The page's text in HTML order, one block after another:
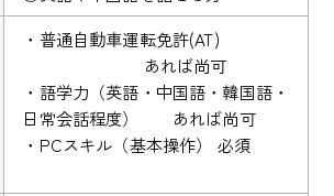
・普通自動車運転免許(AT)
あれば尚可
・語学力（英語・中国語・韓国語・
日常会話程度） あれば尚可
・PCスキル（基本操作） 必須